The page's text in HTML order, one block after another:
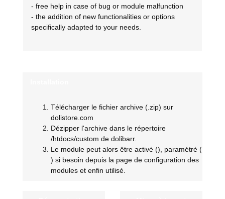
- free help in case of bug or module malfunction
- the addition of new functionalities or options
specifically adapted to your needs.
Télécharger le fichier archive (.zip) sur
dolistore.com
Dézipper l'archive dans le répertoire
/htdocs/custom de dolibarr.
Le module peut alors être activé (), paramétré (
) si besoin depuis la page de configuration des
modules et enfin utilisé.